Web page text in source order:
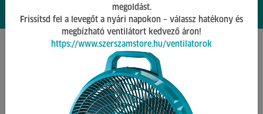
0 0.
Kerti kéziszerszámok
Permetezők Tartozékai
megoldást.
Frissítsd fel a levegőt a nyári napokon – válassz hatékony és
megbízható ventilátort kedvező áron!
https://www.szerszamstore.hu/ventilatorok